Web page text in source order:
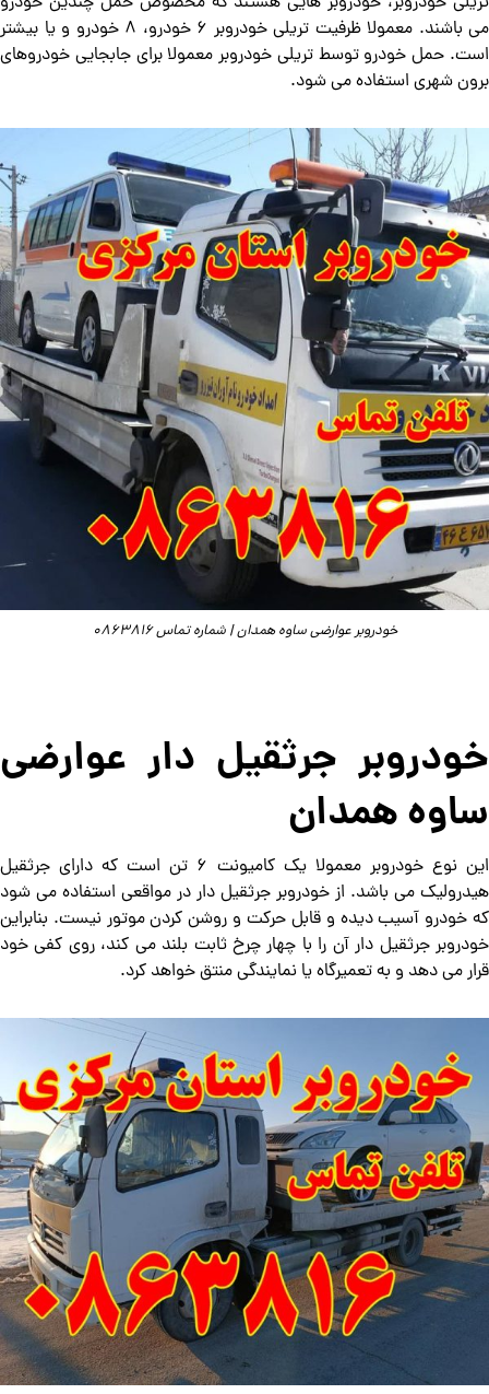
می باشند. معمولا ظرفیت تریلی خودروبر 6 خودرو، 8 خودرو و یا بیشتر
است. حمل خودرو توسط تریلی خودروبر معمولا برای جابجایی خودروهای
برون شهری استفاده می شود.
خودروبر عوارضی ساوه همدان | شماره تماس 0863816
خودروبر جرثقیل دار عوارضی
ساوه همدان
این نوع خودروبر معمولا یک کامیونت 6 تن است که دارای جرثقیل
هیدرولیک می باشد. از خودروبر جرثقیل دار در مواقعی استفاده می شود
که خودرو آسیب دیده و قابل حرکت و روشن کردن موتور نیست. بنابراین
خودروبر جرثقیل دار آن را با چهار چرخ ثابت بلند می کند، روی کفی خود
قرار می دهد و به تعمیرگاه یا نمایندگی منتق خواهد کرد.